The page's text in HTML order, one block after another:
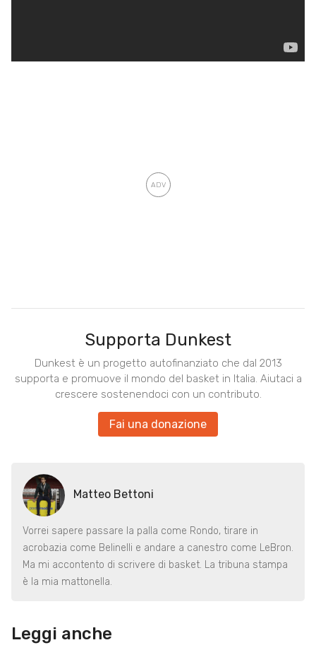
Supporta Dunkest
Dunkest è un progetto autofinanziato che dal 2013
supporta e promuove il mondo del basket in Italia. Aiutaci a
crescere sostenendoci con un contributo.
Fai una donazione
Matteo Bettoni
Vorrei sapere passare la palla come Rondo, tirare in
acrobazia come Belinelli e andare a canestro come LeBron.
Ma mi accontento di scrivere di basket. La tribuna stampa
è la mia mattonella.
Leggi anche